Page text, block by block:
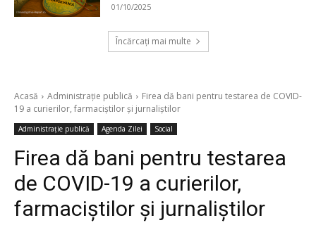
01/10/2025
Încărcați mai multe